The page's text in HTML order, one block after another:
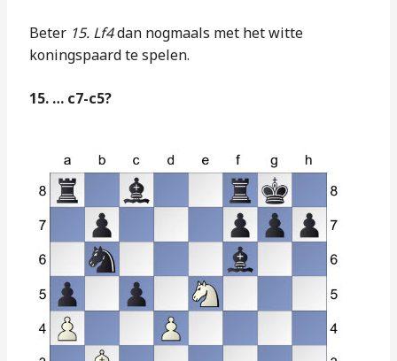
Beter 15. Lf4dan nogmaals met het witte
koningspaard te spelen.
15. … c7-c5?